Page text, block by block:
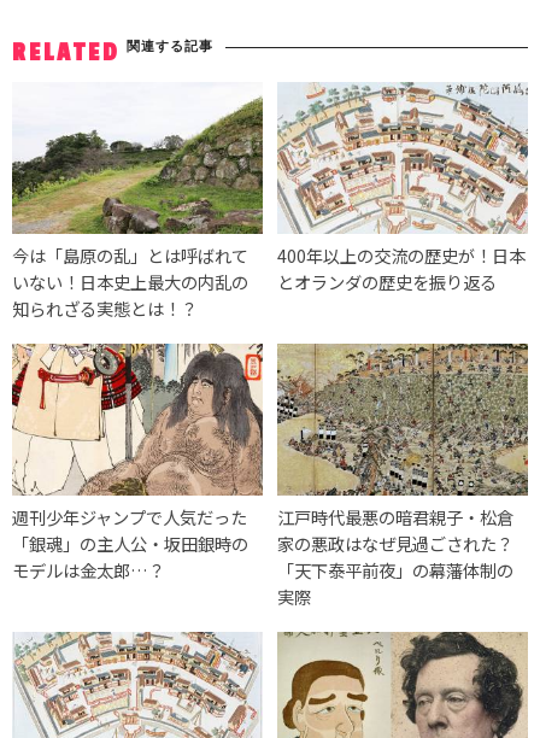
RELATED 関連する記事
今は「島原の乱」とは呼ばれて
いない！日本史上最大の内乱の
知られざる実態とは！？
400年以上の交流の歴史が！日本
とオランダの歴史を振り返る
週刊少年ジャンプで人気だった
「銀魂」の主人公・坂田銀時の
モデルは金太郎…？
江戸時代最悪の暗君親子・松倉
家の悪政はなぜ見過ごされた？
「天下泰平前夜」の幕藩体制の
実際